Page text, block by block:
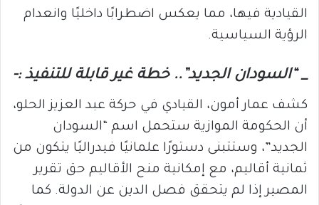
القيادية فيها، مما يعكس اضطرابًا داخليًا وانعدام
الرؤية السياسية.
_ “السودان الجديد”.. خطة غير قابلة للتنفيذ :-
كشف عمار أمون، القيادي في حركة عبد العزيز الحلو،
أن الحكومة الموازية ستحمل اسم “السودان
الجديد”، وستتبنى دستورًا علمانيًا فيدراليًا يتكون من
ثمانية أقاليم، مع إمكانية منح الأقاليم حق تقرير
المصير إذا لم يتحقق فصل الدين عن الدولة. كما